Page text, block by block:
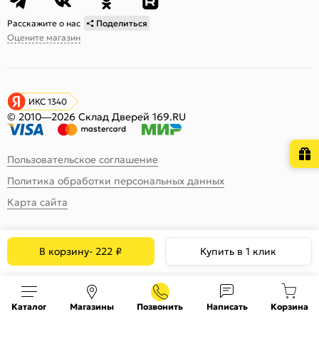
В корзину-222 ₽ Купить в 1 клик
Расскажите о нас
Поделиться
Оцените магазин
ИКС 1340
© 2010—2026 Склад Дверей 169.RU
Пользовательское соглашение
Политика обработки персональных данных
Карта сайта
Каталог Магазины Позвонить Написать Корзина